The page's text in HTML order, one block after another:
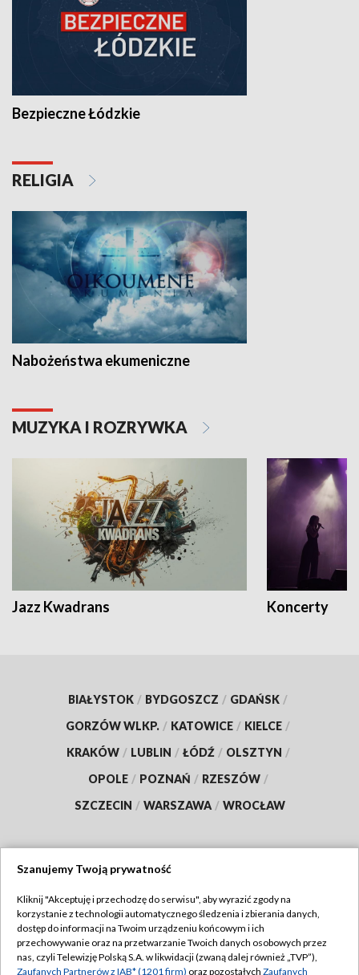
Bezpieczne Łódzkie
RELIGIA
Nabożeństwa ekumeniczne
MUZYKA I ROZRYWKA
Jazz Kwadrans Koncerty
BIAŁYSTOK / BYDGOSZCZ / GDAŃSK /
GORZÓW WLKP. / KATOWICE / KIELCE /
KRAKÓW / LUBLIN / ŁÓDŹ / OLSZTYN /
OPOLE / POZNAŃ / RZESZÓW /
SZCZECIN / WARSZAWA / WROCŁAW
TVP
Abonament TVP
Emisja w TVP
Regulamin TVP
Szanujemy Twoją prywatność
Kliknij "Akceptuję i przechodzę do serwisu", aby wyrazić zgody na
korzystanie z technologii automatycznego śledzenia i zbierania danych,
dostęp do informacji na Twoim urządzeniu końcowym i ich
przechowywanie oraz na przetwarzanie Twoich danych osobowych przez
nas, czyli Telewizję Polską S.A. w likwidacji (zwaną dalej również „TVP”),
Zaufanych Partnerów z IAB* (1201 firm) oraz pozostałych Zaufanych